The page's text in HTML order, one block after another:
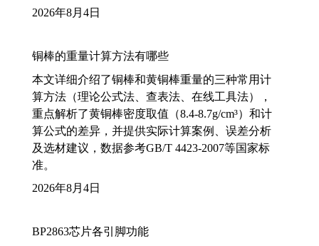
2026年8月4日
铜棒的重量计算方法有哪些
本文详细介绍了铜棒和黄铜棒重量的三种常用计
算方法（理论公式法、查表法、在线工具法），
重点解析了黄铜棒密度取值（8.4-8.7g/cm³）和计
算公式的差异，并提供实际计算案例、误差分析
及选材建议，数据参考GB/T 4423-2007等国家标
准。
2026年8月4日
BP2863芯片各引脚功能